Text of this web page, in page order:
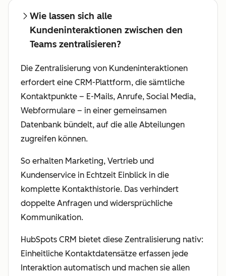
Wie lassen sich alle
Kundeninteraktionen zwischen den
Teams zentralisieren?
Die Zentralisierung von Kundeninteraktionen
erfordert eine CRM-Plattform, die sämtliche
Kontaktpunkte – E-Mails, Anrufe, Social Media,
Webformulare – in einer gemeinsamen
Datenbank bündelt, auf die alle Abteilungen
zugreifen können.
So erhalten Marketing, Vertrieb und
Kundenservice in Echtzeit Einblick in die
komplette Kontakthistorie. Das verhindert
doppelte Anfragen und widersprüchliche
Kommunikation.
HubSpots CRM bietet diese Zentralisierung nativ:
Einheitliche Kontaktdatensätze erfassen jede
Interaktion automatisch und machen sie allen